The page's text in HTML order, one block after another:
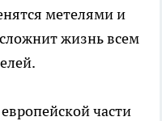
метелями и
жизнь всем
части